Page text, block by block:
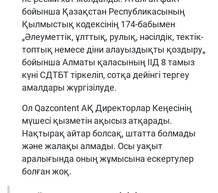
бойынша Қазақстан Республикасының
Қылмыстық кодексiнің 174-бабымен
„Әлеуметтiк, ұлттық, рулық, нәсiлдiк, тектік-
топтық немесе дiни алауыздықты қоздыру„
бойынша Алматы қаласының ІІД 8 тамыз
күні СДТБТ тіркеліп, сотқа дейінгі тергеу
амалдары жүргізілуде.
Ол Qazcontent АҚ Директорлар Кеңесінің
мүшесі қызметін ақысыз атқарады.
Нақтырақ айтар болсақ, штатта болмады
және жалақы алмады. Осы уақыт
аралығында оның жұмысына ескертулер
болған жоқ.